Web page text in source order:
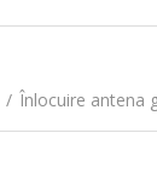
/ Înlocuire antena